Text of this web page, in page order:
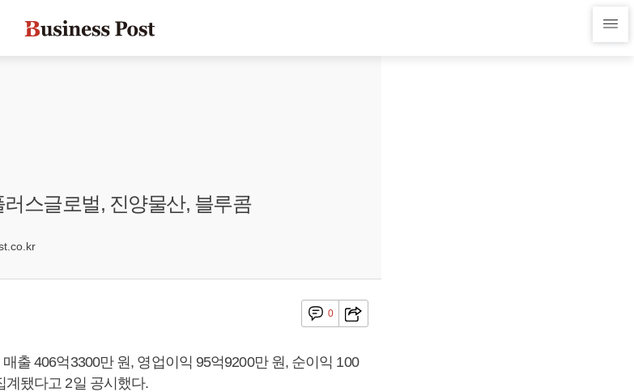
스글로벌, 진양물산, 블루콤
0
출 406억3300만 원, 영업이익 95억9200만 원, 순이익 100
계됐다고 2일 공시했다.